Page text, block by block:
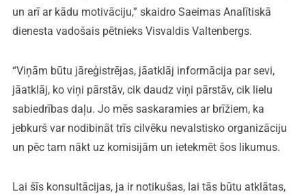
un arī ar kādu motivāciju,” skaidro Saeimas Analītiskā
dienesta vadošais pētnieks Visvaldis Valtenbergs.
“Viņām būtu jāreģistrējas, jāatklāj informācija par sevi,
jāatklāj, ko viņi pārstāv, cik daudz viņi pārstāv, cik lielu
sabiedrības daļu. Jo mēs saskaramies ar brīžiem, ka
jebkurš var nodibināt trīs cilvēku nevalstisko organizāciju
un pēc tam nākt uz komisijām un ietekmēt šos likumus.
Lai šīs konsultācijas, ja ir notikušas, lai tās būtu atklātas,